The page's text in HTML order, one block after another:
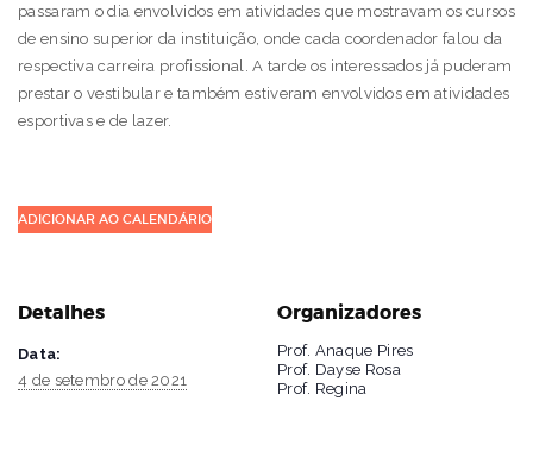
EXTENSÃO
ÁREA DO ALUNO
INSTITUCIONAL
passaram o dia envolvidos em atividades que mostravam os cursos
de ensino superior da instituição, onde cada coordenador falou da
respectiva carreira profissional. A tarde os interessados já puderam
prestar o vestibular e também estiveram envolvidos em atividades
esportivas e de lazer.
ADICIONAR AO CALENDÁRIO
Detalhes
Data:
4 de setembro de 2021
Organizadores
Prof. Anaque Pires
Prof. Dayse Rosa
Prof. Regina